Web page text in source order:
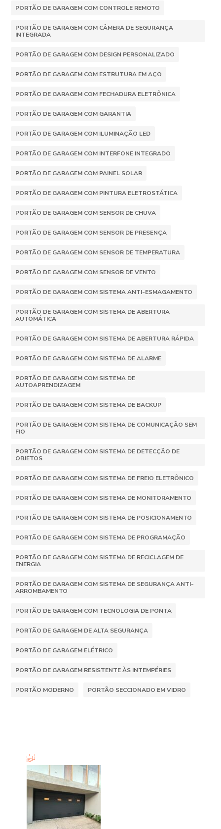
PORTÃO DE GARAGEM COM CONTROLE REMOTO
PORTÃO DE GARAGEM COM CÂMERA DE SEGURANÇA
INTEGRADA
PORTÃO DE GARAGEM COM DESIGN PERSONALIZADO
PORTÃO DE GARAGEM COM ESTRUTURA EM AÇO
PORTÃO DE GARAGEM COM FECHADURA ELETRÔNICA
PORTÃO DE GARAGEM COM GARANTIA
PORTÃO DE GARAGEM COM ILUMINAÇÃO LED
PORTÃO DE GARAGEM COM INTERFONE INTEGRADO
PORTÃO DE GARAGEM COM PAINEL SOLAR
PORTÃO DE GARAGEM COM PINTURA ELETROSTÁTICA
PORTÃO DE GARAGEM COM SENSOR DE CHUVA
PORTÃO DE GARAGEM COM SENSOR DE PRESENÇA
PORTÃO DE GARAGEM COM SENSOR DE TEMPERATURA
PORTÃO DE GARAGEM COM SENSOR DE VENTO
PORTÃO DE GARAGEM COM SISTEMA ANTI-ESMAGAMENTO
PORTÃO DE GARAGEM COM SISTEMA DE ABERTURA
AUTOMÁTICA
PORTÃO DE GARAGEM COM SISTEMA DE ABERTURA RÁPIDA
PORTÃO DE GARAGEM COM SISTEMA DE ALARME
PORTÃO DE GARAGEM COM SISTEMA DE
AUTOAPRENDIZAGEM
PORTÃO DE GARAGEM COM SISTEMA DE BACKUP
PORTÃO DE GARAGEM COM SISTEMA DE COMUNICAÇÃO SEM
FIO
PORTÃO DE GARAGEM COM SISTEMA DE DETECÇÃO DE
OBJETOS
PORTÃO DE GARAGEM COM SISTEMA DE FREIO ELETRÔNICO
PORTÃO DE GARAGEM COM SISTEMA DE MONITORAMENTO
PORTÃO DE GARAGEM COM SISTEMA DE POSICIONAMENTO
PORTÃO DE GARAGEM COM SISTEMA DE PROGRAMAÇÃO
PORTÃO DE GARAGEM COM SISTEMA DE RECICLAGEM DE
ENERGIA
PORTÃO DE GARAGEM COM SISTEMA DE SEGURANÇA ANTI-
ARROMBAMENTO
PORTÃO DE GARAGEM COM TECNOLOGIA DE PONTA
PORTÃO DE GARAGEM DE ALTA SEGURANÇA
PORTÃO DE GARAGEM ELÉTRICO
PORTÃO DE GARAGEM RESISTENTE ÀS INTEMPÉRIES
PORTÃO MODERNO PORTÃO SECCIONADO EM VIDRO